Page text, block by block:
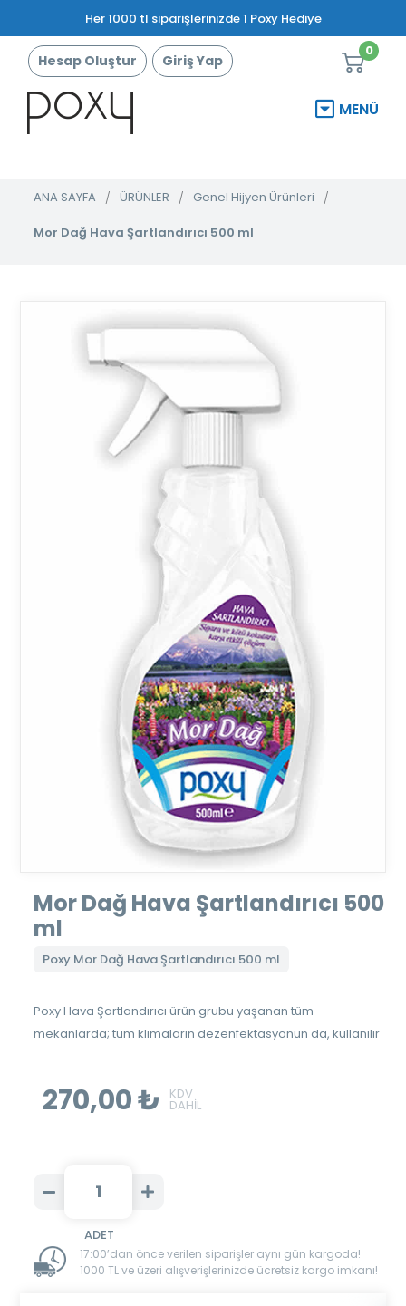
Her 1000 tl siparişlerinizde 1 Poxy Hediye
Hesap Oluştur Giriş Yap
0
MENÜ
ANA SAYFA ÜRÜNLER Genel Hijyen Ürünleri
Mor Dağ Hava Şartlandırıcı 500 ml
Mor Dağ Hava Şartlandırıcı 500
ml
Poxy Mor Dağ Hava Şartlandırıcı 500 ml
Poxy Hava Şartlandırıcı ürün grubu yaşanan tüm
mekanlarda; tüm klimaların dezenfektasyonun da, kullanılır
270,00 ₺
17:00’dan önce verilen siparişler aynı gün kargoda!
1000 TL ve üzeri alışverişlerinizde ücretsiz kargo imkanı!